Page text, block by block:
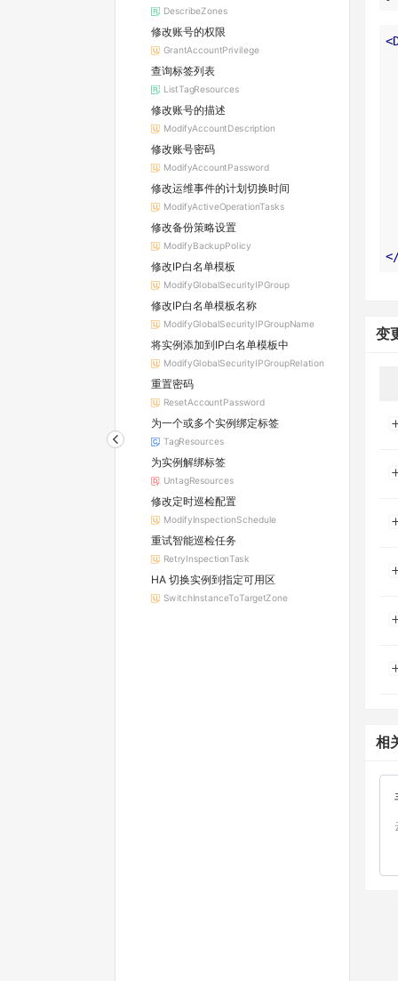
DescribeZones
修改账号的权限
GrantAccountPrivilege
查询标签列表
ListTagResources
修改账号的描述
ModifyAccountDescription
修改账号密码
ModifyAccountPassword
修改运维事件的计划切换时间
ModifyActiveOperationTasks
修改备份策略设置
ModifyBackupPolicy
修改IP白名单模板
ModifyGlobalSecurityIPGroup
修改IP白名单模板名称
ModifyGlobalSecurityIPGroupName
将实例添加到IP白名单模板中
ModifyGlobalSecurityIPGroupRelation
重置密码
ResetAccountPassword
为一个或多个实例绑定标签
TagResources
为实例解绑标签
UntagResources
修改定时巡检配置
ModifyInspectionSchedule
重试智能巡检任务
RetryInspectionTask
HA 切换实例到指定可用区
SwitchInstanceToTargetZone
<
变
相